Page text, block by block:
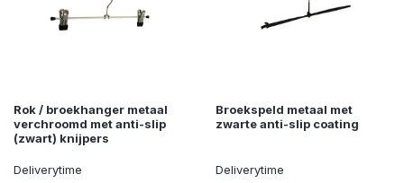
Rok / broekhanger metaal
verchroomd met anti-slip
(zwart) knijpers
Deliverytime
Broekspeld metaal met
zwarte anti-slip coating
Deliverytime